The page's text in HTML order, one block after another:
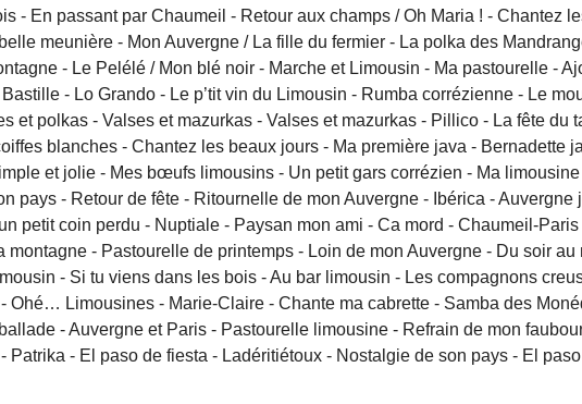
- En passant par Chaumeil - Retour aux champs / Oh Maria ! - Chantez
meunière - Mon Auvergne / La fille du fermier - La polka des
- Le Pelélé / Mon blé noir - Marche et Limousin - Ma pastourelle -
- Lo Grando - Le p’tit vin du Limousin - Rumba corrézienne - Le
et polkas - Valses et mazurkas - Valses et mazurkas - Pillico - La fête du
blanches - Chantez les beaux jours - Ma première java - Bernadette
et jolie - Mes bœufs limousins - Un petit gars corrézien - Ma
pays - Retour de fête - Ritournelle de mon Auvergne - Ibérica -
petit coin perdu - Nuptiale - Paysan mon ami - Ca mord - Chaumeil-
- Pastourelle de printemps - Loin de mon Auvergne - Du soir
- Si tu viens dans les bois - Au bar limousin - Les compagnons
Limousines - Marie-Claire - Chante ma cabrette - Samba des
- Auvergne et Paris - Pastourelle limousine - Refrain de mon
- El paso de fiesta - Ladéritiétoux - Nostalgie de son pays - El